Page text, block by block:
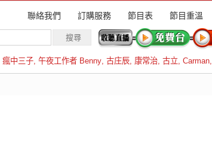
聯絡我們 訂購服務 節目表 節目重溫
瘋中三子, 午夜工作者 Benny, 古庄辰, 康常治, 古立, Carman,